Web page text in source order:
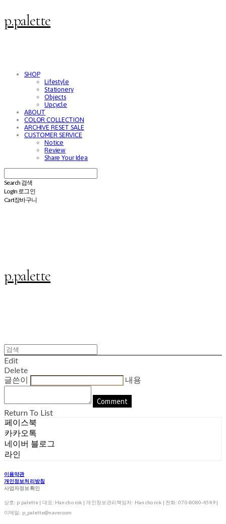
p.palette
SHOP
Lifestyle
Stationery
Objects
Upcycle
ABOUT
COLOR COLLECTION
ARCHIVE RESET SALE
CUSTOMER SERVICE
Notice
Review
Share Your Idea
Search 검색
Log In 로그인
Cart장바구니
p.palette
Edit
Delete
글쓴이
내용
Comment
Return To List
페이스북
카카오톡
네이버 블로그
라인
이용약관
개인정보처리방침
사업자정보확인
상호: p.palette | 대표: Han cho rok | 개인정보관리책임자: Han cho rok | 전화: 070-8080-4549 |
이메일: p_palette@naver.com